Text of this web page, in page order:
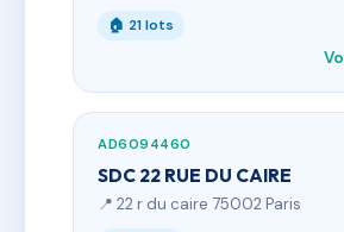
🏠 21 lots
AD6094460
SDC 22 RUE DU CAIRE
📍 22 r du caire 75002 Paris